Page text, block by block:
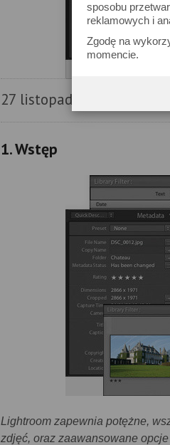
sposobu
reklamowych i
Zgodę na
momencie.
27 listopada 2009
1. Wstęp
Lightroom zapewnia potężne,
zdjęć, oraz zaawansowane